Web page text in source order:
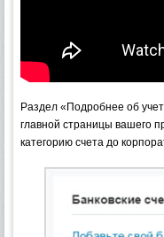
Раздел «Подробнее об
главной страницы вашего
категорию счета до